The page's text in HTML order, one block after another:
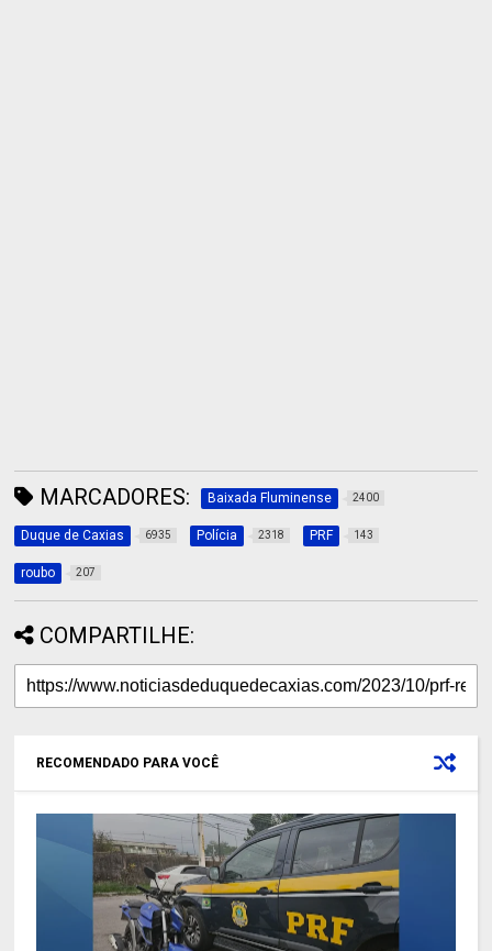
MARCADORES: Baixada Fluminense 2400
Duque de Caxias 6935 Polícia 2318 PRF 143
roubo 207
COMPARTILHE:
RECOMENDADO PARA VOCÊ